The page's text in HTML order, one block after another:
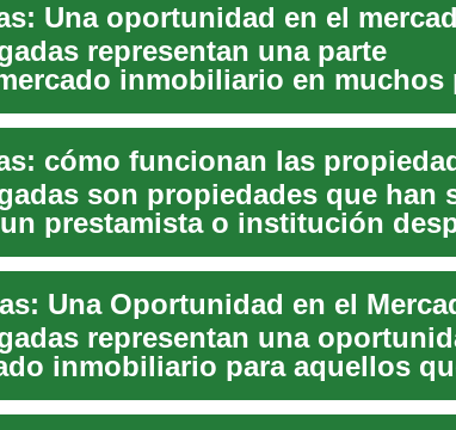
representan una parte
inmobiliario en muchos
son propiedades que han
prestamista o institución
representan una
inmobiliario para aquellos